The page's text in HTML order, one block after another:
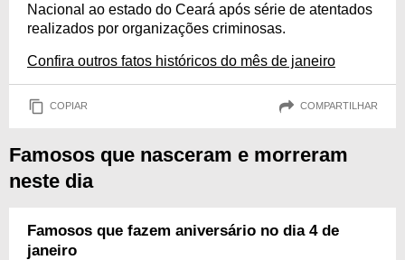
Nacional ao estado do Ceará após série de atentados
realizados por organizações criminosas.
Confira outros fatos históricos do mês de janeiro
COPIAR COMPARTILHAR
Famosos que nasceram e morreram
neste dia
Famosos que fazem aniversário no dia 4 de
janeiro